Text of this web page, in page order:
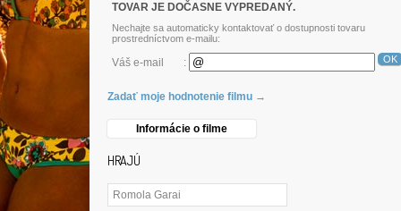
TOVAR JE DOČASNE VYPREDANÝ.
Nechajte sa automaticky kontaktovať o dostupnosti tovaru
prostredníctvom e-mailu:
Váš e-mail : OK
Zadať moje hodnotenie filmu →
Informácie o filme
HRAJÚ
Romola Garai